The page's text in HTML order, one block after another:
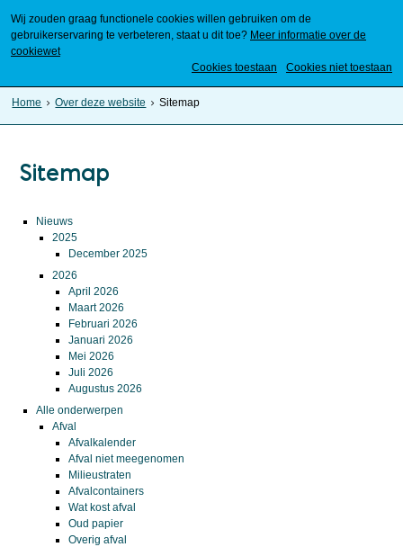
Wij zouden graag functionele cookies willen gebruiken om de
gebruikerservaring te verbeteren, staat u dit toe? Meer informatie over de
cookiewet
Cookies toestaan
Cookies niet toestaan
Home Over deze website Sitemap
Sitemap
Nieuws
2025
December 2025
2026
April 2026
Maart 2026
Februari 2026
Januari 2026
Mei 2026
Juli 2026
Augustus 2026
Alle onderwerpen
Afval
Afvalkalender
Afval niet meegenomen
Milieustraten
Afvalcontainers
Wat kost afval
Oud papier
Overig afval